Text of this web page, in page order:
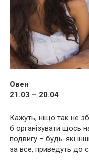
Овен
21.03 – 20.04
Кажуть, ніщо так не
б організувати щось
подвигу – будь-які
за все, приведуть до